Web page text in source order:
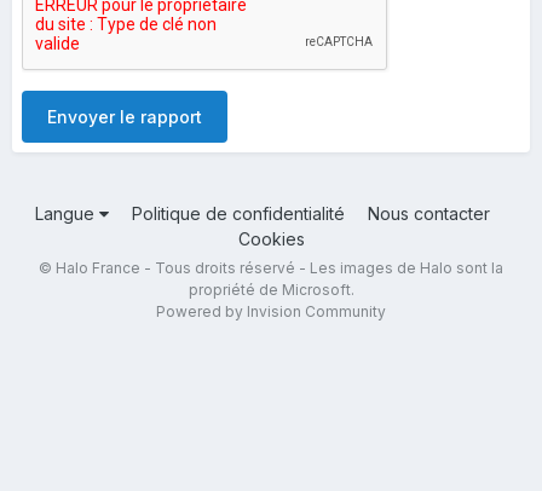
Envoyer le rapport
Langue Politique de confidentialité
Nous contacter
Cookies
© Halo France - Tous droits réservé - Les images de Halo sont la
propriété de Microsoft.
Powered by Invision Community